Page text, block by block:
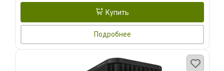
Купить
Подробнее